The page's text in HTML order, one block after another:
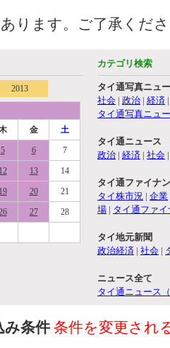
ります。ご了承くだ
2013
金 土
5 6 7
12 13 14
19 20 21
27 28
カテゴリ検索
タイ通写真ニュ
社会 | 政治 | 経済
タイ通写真ニュ
タイ通ニュース
政治 | 経済 | 社会
タイ通ファイナ
タイ株市況 | 企業
場 | タイ通ファ
タイ地元新聞
政治経済 | 社会 |
ニュース全て
タイ通ニュース
み条件 条件を変更され